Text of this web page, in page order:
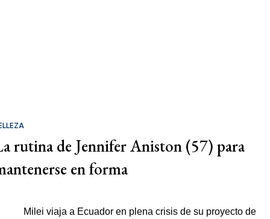
rutina de Jennifer Aniston (57) para
en forma